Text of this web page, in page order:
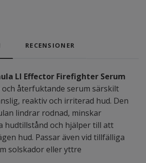
RECENSIONER
LI Effector Firefighter Serum
återfuktande serum särskilt
reaktiv och irriterad hud. Den
lindrar rodnad, minskar
hudtillstånd och hjälper till att
hud. Passar även vid tillfälliga
solskador eller yttre